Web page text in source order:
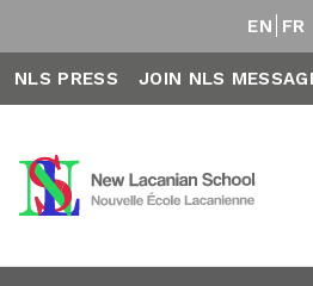
EN FR
NLS PRESS JOIN NLS